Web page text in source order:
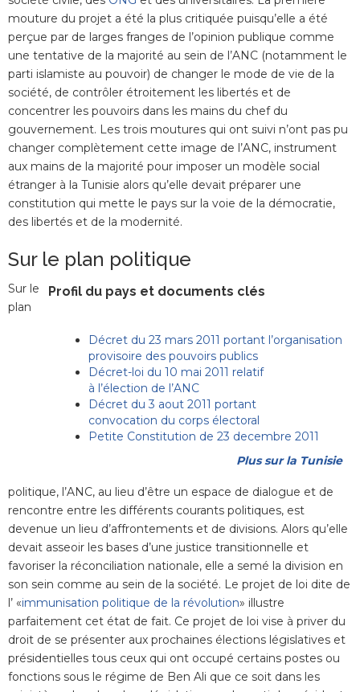
mouture du projet a été la plus critiquée puisqu’elle a été
perçue par de larges franges de l’opinion publique comme
une tentative de la majorité au sein de l’ANC (notamment le
parti islamiste au pouvoir) de changer le mode de vie de la
société, de contrôler étroitement les libertés et de
concentrer les pouvoirs dans les mains du chef du
gouvernement. Les trois moutures qui ont suivi n’ont pas pu
changer complètement cette image de l’ANC, instrument
aux mains de la majorité pour imposer un modèle social
étranger à la Tunisie alors qu’elle devait préparer une
constitution qui mette le pays sur la voie de la démocratie,
des libertés et de la modernité.
Sur le plan politique
Profil du pays et documents clés
Décret du 23 mars 2011 portant l’organisation
provisoire des pouvoirs publics
Décret-loi du 10 mai 2011 relatif
à l’élection de l’ANC
Décret du 3 aout 2011 portant
convocation du corps électoral
Petite Constitution de 23 decembre 2011
Plus sur la Tunisie
Sur le
plan
politique, l’ANC, au lieu d’être un espace de dialogue et de
rencontre entre les différents courants politiques, est
devenue un lieu d’affrontements et de divisions. Alors qu’elle
devait asseoir les bases d’une justice transitionnelle et
favoriser la réconciliation nationale, elle a semé la division en
son sein comme au sein de la société. Le projet de loi dite de
l’ «immunisation politique de la révolution» illustre
parfaitement cet état de fait. Ce projet de loi vise à priver du
droit de se présenter aux prochaines élections législatives et
présidentielles tous ceux qui ont occupé certains postes ou
fonctions sous le régime de Ben Ali que ce soit dans les